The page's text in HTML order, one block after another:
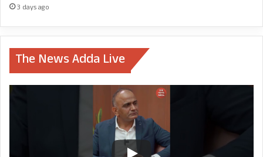
देहरादून में सर्वाधिक 1605 और हरिद्वार में हुई 1115 नए
संक्रमित मरीजों की पुष्टि,
3 days ago
The News Adda Live